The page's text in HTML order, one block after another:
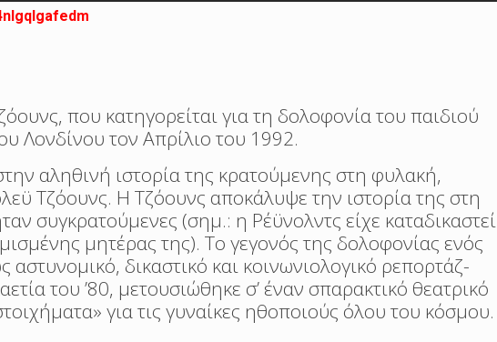
που κατηγορείται για τη δολοφονία του παιδιού
Λονδίνου τον Απρίλιο του 1992.
αληθινή ιστορία της κρατούμενης στη φυλακή,
Τζόουνς. Η Τζόουνς αποκάλυψε την ιστορία της στη
συγκρατούμενες (σημ.: η Ρέϋνολντς είχε καταδικαστεί
μητέρας της). Το γεγονός της δολοφονίας ενός
δικαστικό και κοινωνιολογικό ρεπορτάζ-
του ’80, μετουσιώθηκε σ’ έναν σπαρακτικό θεατρικό
για τις γυναίκες ηθοποιούς όλου του κόσμου.